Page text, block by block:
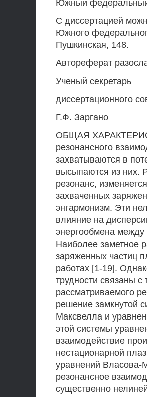
Южный федеральный
С диссертацией
Южного
Пушкинская, 148.
Автореферат
Ученый секретарь
диссертационного
Г.Ф. Заргано
ОБЩАЯ
резонансного
захватываются в
высыпаются из них.
резонанс,
захваченных
энгармонизм. Эти
влияние на
энергообмена
Наиболее заметное
заряженных частиц
работах [1-19].
трудности связаны
рассматриваемого
решение замкнутой
Максвелла и
этой системы
взаимодействие
нестационарной
уравнений Власова-
резонансное
существенно